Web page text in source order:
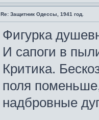
Re: Защитник Одессы, 1941 год.
Фигурка
И сапоги в
Критика.
поля
надбровные